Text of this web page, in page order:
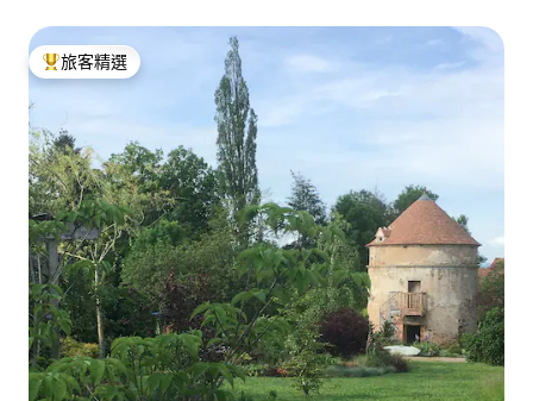
旅客精選榜首
旅客精選